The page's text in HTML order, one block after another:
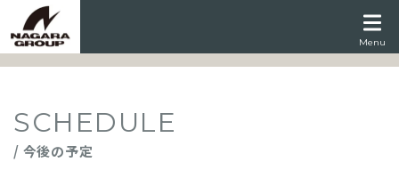
Menu
SCHEDULE
/ 今後の予定